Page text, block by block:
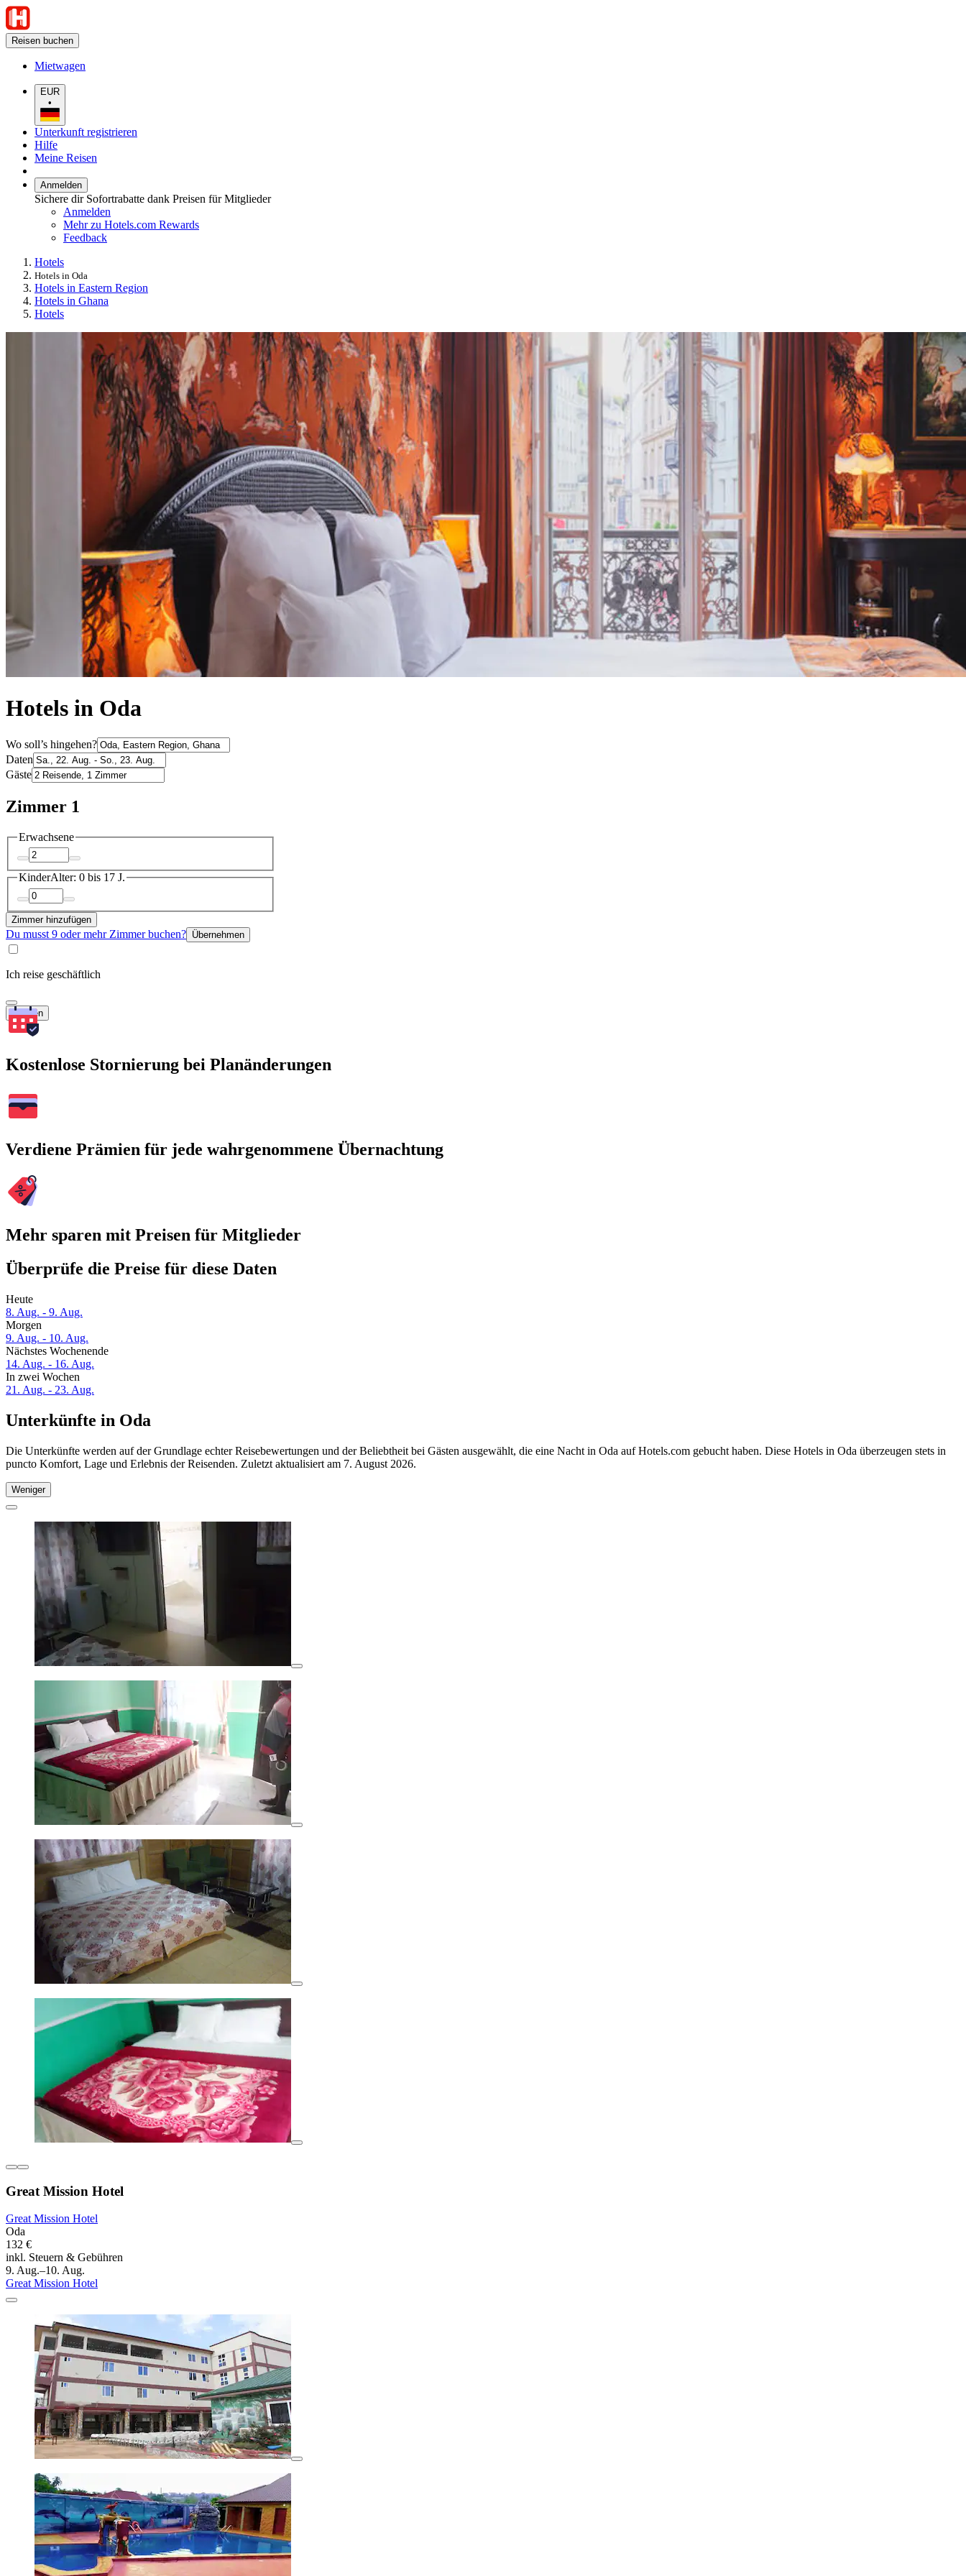
Reisen buchen
Mietwagen
EUR
•
Unterkunft registrieren
Hilfe
Meine Reisen
Anmelden
Sichere dir Sofortrabatte dank Preisen für Mitglieder
Anmelden
Mehr zu Hotels.com Rewards
Feedback
Hotels
Hotels in Oda
Hotels in Eastern Region
Hotels in Ghana
Hotels
Hotels in Oda
Wo soll’s hingehen?
Daten
Gäste
Zimmer 1
Erwachsene
KinderAlter: 0 bis 17 J.
Zimmer hinzufügen
Du musst 9 oder mehr Zimmer buchen? Übernehmen
Ich reise geschäftlich
Suchen
Kostenlose Stornierung bei Planänderungen
Verdiene Prämien für jede wahrgenommene Übernachtung
Mehr sparen mit Preisen für Mitglieder
Überprüfe die Preise für diese Daten
Heute
8. Aug. - 9. Aug.
Morgen
9. Aug. - 10. Aug.
Nächstes Wochenende
14. Aug. - 16. Aug.
In zwei Wochen
21. Aug. - 23. Aug.
Unterkünfte in Oda
Die Unterkünfte werden auf der Grundlage echter Reisebewertungen und der Beliebtheit bei Gästen ausgewählt, die eine Nacht in Oda auf Hotels.com gebucht haben. Diese Hotels in Oda überzeugen stets in
puncto Komfort, Lage und Erlebnis der Reisenden. Zuletzt aktualisiert am 7. August 2026.
Weniger
Great Mission Hotel
Great Mission Hotel
Oda
132 €
inkl. Steuern & Gebühren
9. Aug.–10. Aug.
Great Mission Hotel